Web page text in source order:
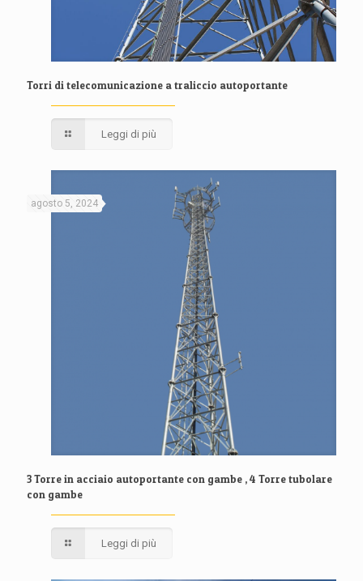
Torri di telecomunicazione a traliccio autoportante
Leggi di più
agosto 5, 2024
3 Torre in acciaio autoportante con gambe , 4 Torre tubolare
con gambe
Leggi di più